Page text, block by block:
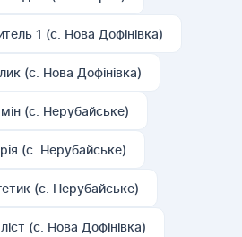
1 (с. Нова Дофінівка)
(с. Нова Дофінівка)
(с. Нерубайське)
(с. Нерубайське)
(с. Нерубайське)
(с. Нова Дофінівка)